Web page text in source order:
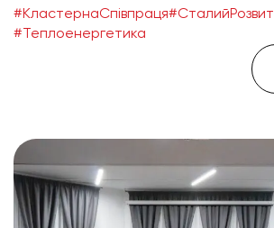
#КластернаСпівпраця
#Теплоенергетика